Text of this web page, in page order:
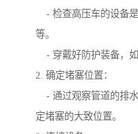
- 检查高压车的设备
等。
- 穿戴好防护装备，如
2. 确定堵塞位置：
- 通过观察管道的排
定堵塞的大致位置。